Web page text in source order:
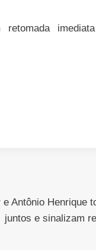
Antônio Henrique
juntos e sinalizam